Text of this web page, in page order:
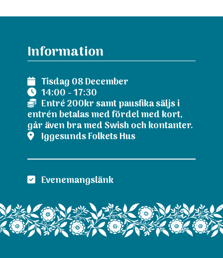
Information
Tisdag 08 December
14:00 - 17:30
Entré 200kr samt pausfika säljs i
entrén betalas med fördel med kort,
går även bra med Swish och kontanter.
Iggesunds Folkets Hus
Evenemangslänk